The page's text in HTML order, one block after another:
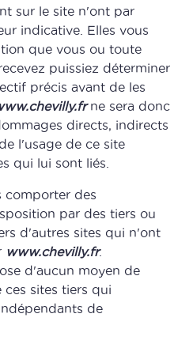
sur le site n'ont par
indicative. Elles vous
que vous ou toute
puissiez déterminer
précis avant de les
ne sera donc
directs, indirects
l'usage de ce site
qui lui sont liés.
comporter des
par des tiers ou
d'autres sites qui n'ont
www.chevilly.fr.
d'aucun moyen de
sites tiers qui
de